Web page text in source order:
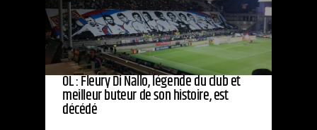
OL : Fleury Di Nallo, légende du club et
meilleur buteur de son histoire, est
décédé